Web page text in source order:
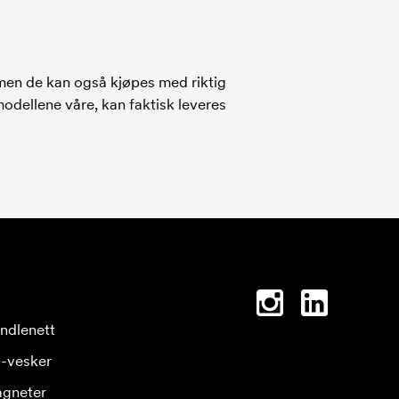
de kan også kjøpes med riktig
våre, kan faktisk leveres
vesker